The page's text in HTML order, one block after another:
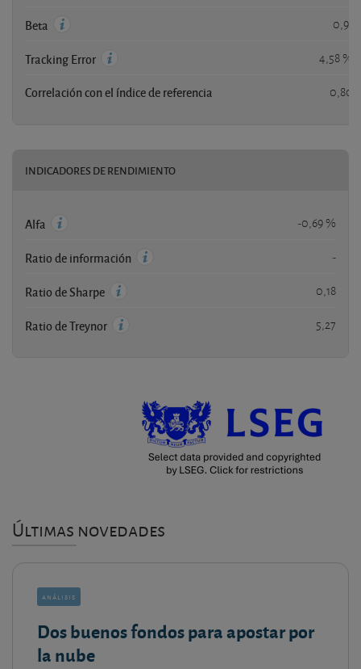
Beta 0,91
Tracking Error 4,58 %
Correlación con el índice de referencia 0,80
INDICADORES DE RENDIMIENTO
Alfa -0,69 %
Ratio de información -
Ratio de Sharpe 0,18
Ratio de Treynor 5,27
Últimas novedades
análisis
Dos buenos fondos para apostar por
la nube